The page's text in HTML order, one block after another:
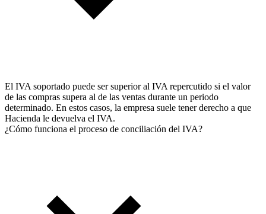
El IVA soportado puede ser superior al IVA repercutido si el valor
de las compras supera al de las ventas durante un periodo
determinado. En estos casos, la empresa suele tener derecho a que
Hacienda le devuelva el IVA.
¿Cómo funciona el proceso de conciliación del IVA?